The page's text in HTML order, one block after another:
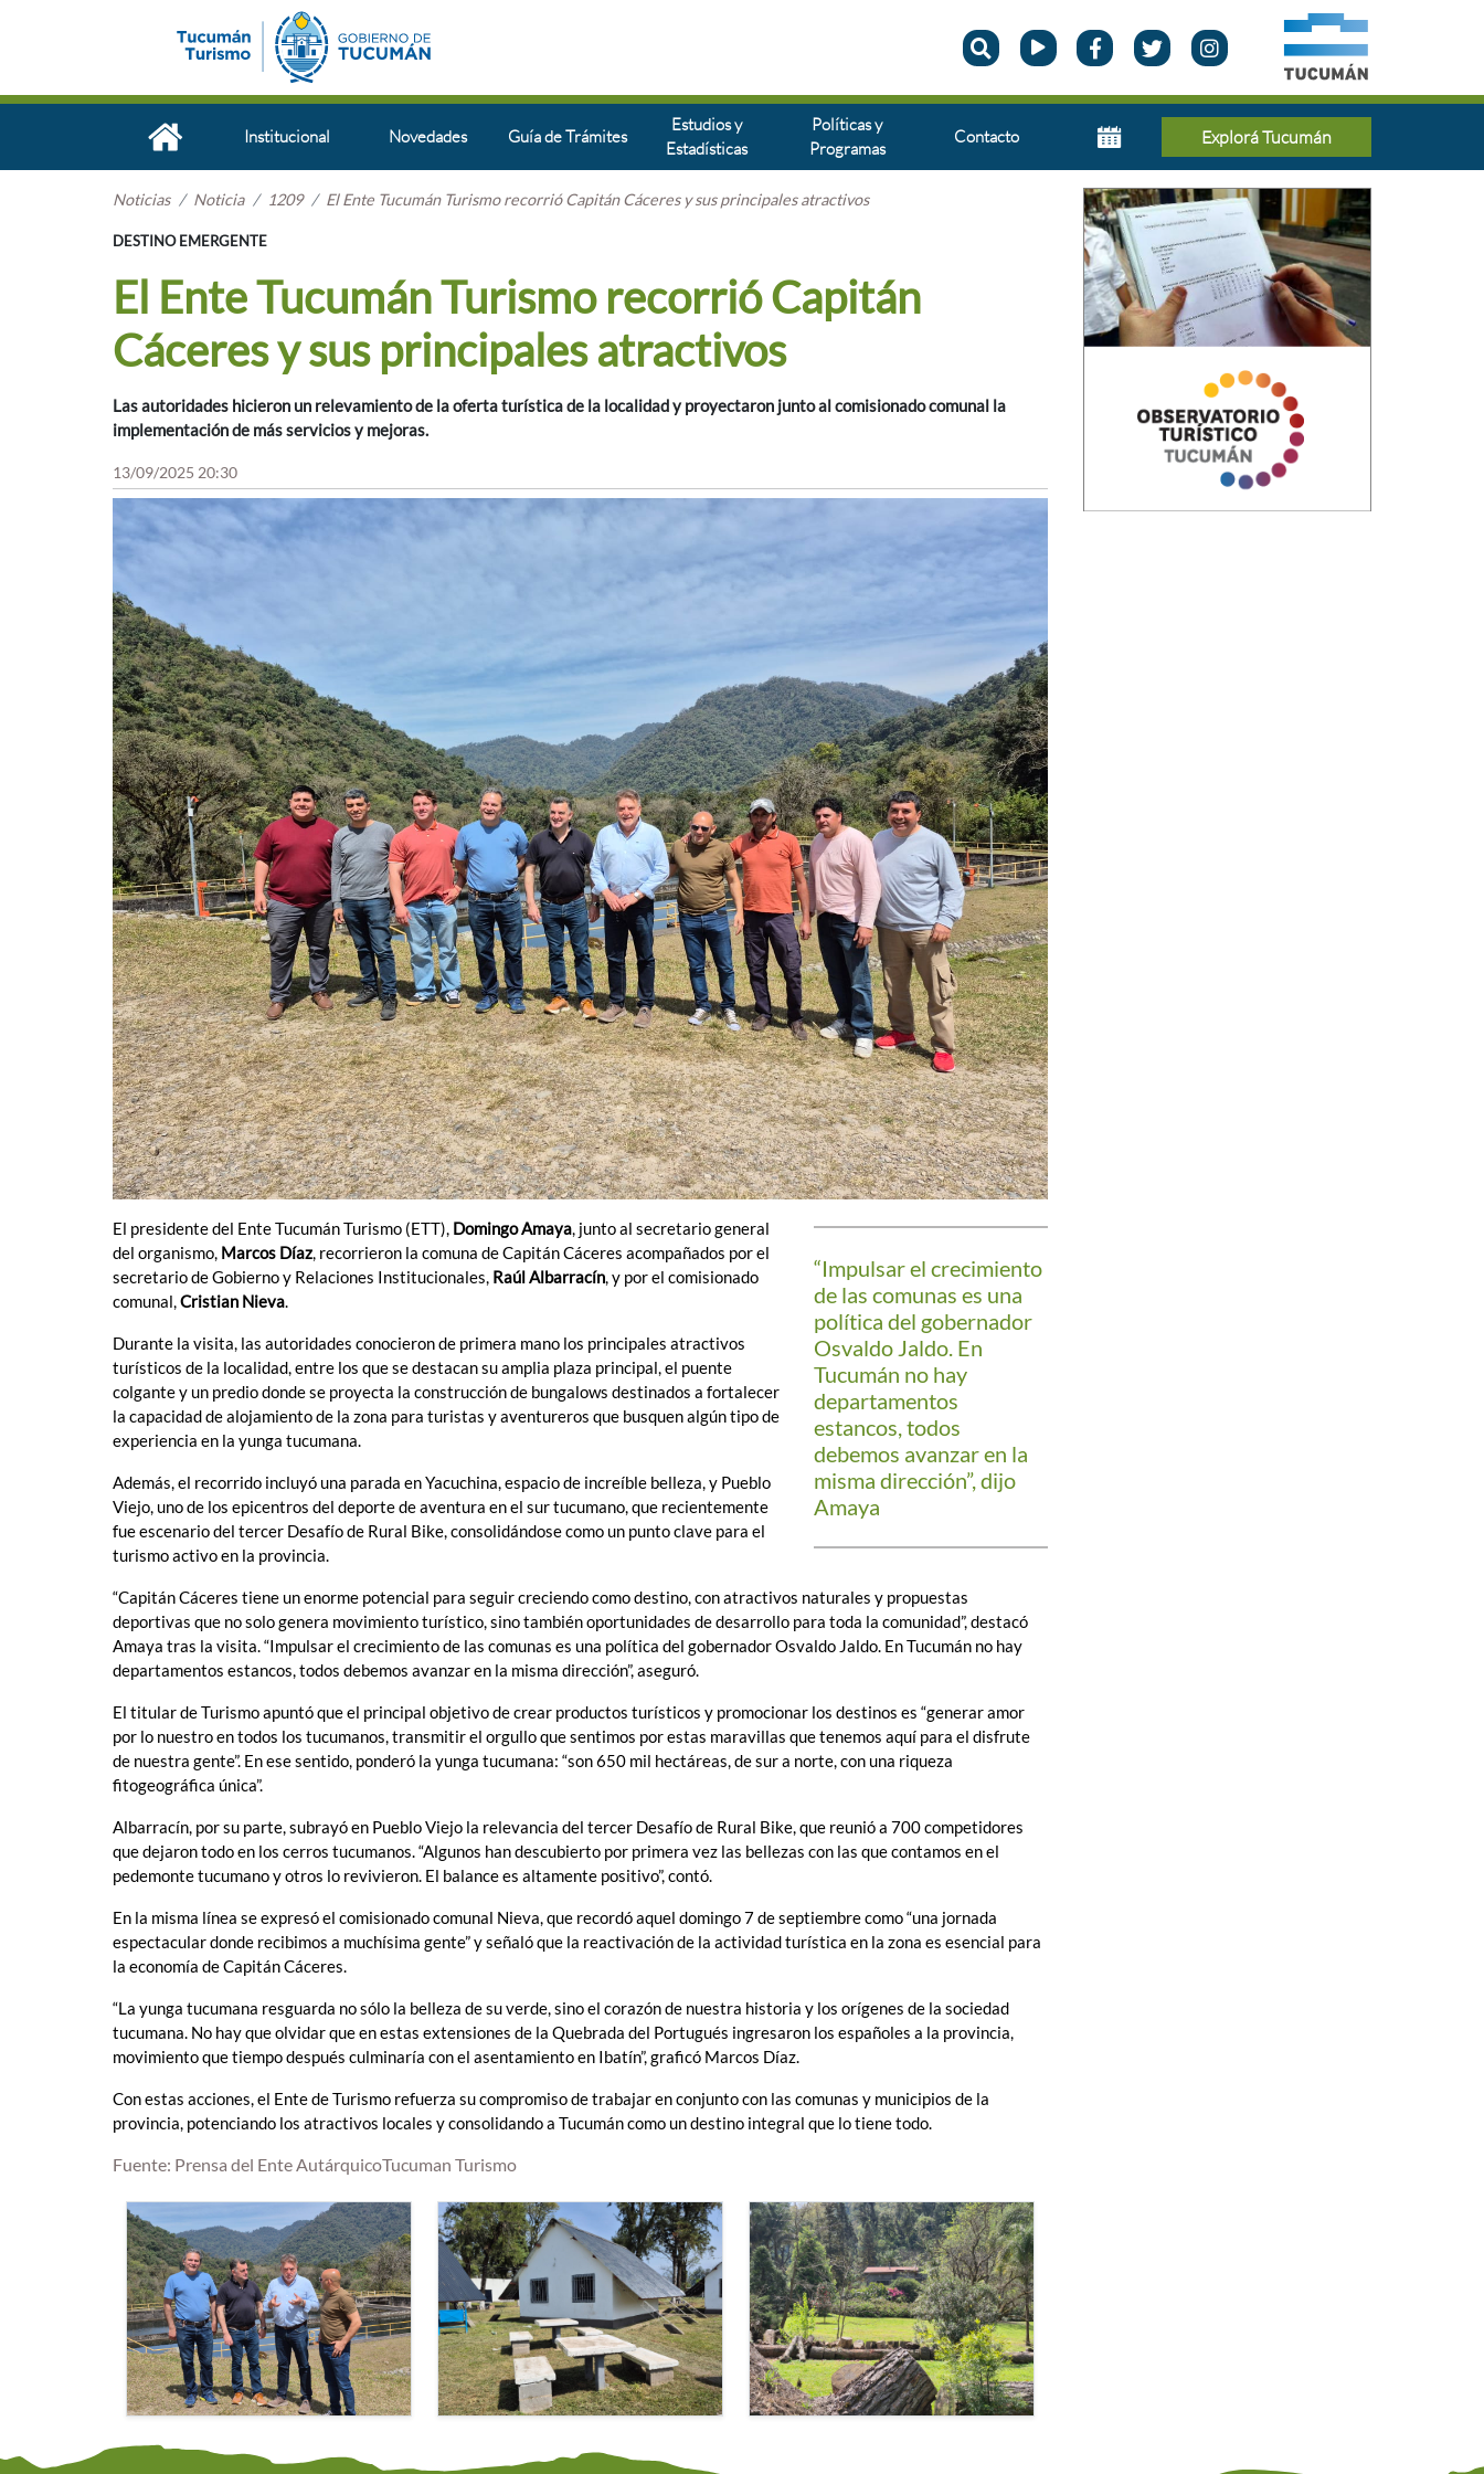
Institucional Novedades Guía de Trámites
Estudios y
Estadísticas
Políticas y
Programas
Contacto Explorá Tucumán
Noticias Noticia 1209 El Ente Tucumán Turismo recorrió Capitán Cáceres y sus principales atractivos
DESTINO EMERGENTE
El Ente Tucumán Turismo recorrió Capitán
Cáceres y sus principales atractivos
Las autoridades hicieron un relevamiento de la oferta turística de la localidad y proyectaron junto al comisionado comunal la
implementación de más servicios y mejoras.
13/09/2025 20:30
“Impulsar el crecimiento
de las comunas es una
política del gobernador
Osvaldo Jaldo. En
Tucumán no hay
departamentos
estancos, todos
debemos avanzar en la
misma dirección”, dijo
Amaya
El presidente del Ente Tucumán Turismo (ETT), Domingo Amaya, junto al secretario general
del organismo, Marcos Díaz, recorrieron la comuna de Capitán Cáceres acompañados por el
secretario de Gobierno y Relaciones Institucionales, Raúl Albarracín, y por el comisionado
comunal,Cristian Nieva.
Durante la visita, las autoridades conocieron de primera mano los principales atractivos
turísticos de la localidad, entre los que se destacan su amplia plaza principal, el puente
colgante y un predio donde se proyecta la construcción de bungalows destinados a fortalecer
la capacidad de alojamiento de la zona para turistas y aventureros que busquen algún tipo de
experiencia en la yunga tucumana.
Además, el recorrido incluyó una parada en Yacuchina, espacio de increíble belleza, y Pueblo
Viejo, uno de los epicentros del deporte de aventura en el sur tucumano, que recientemente
fue escenario del tercer Desafío de Rural Bike, consolidándose como un punto clave para el
turismo activo en la provincia.
“Capitán Cáceres tiene un enorme potencial para seguir creciendo como destino, con atractivos naturales y propuestas
deportivas que no solo genera movimiento turístico, sino también oportunidades de desarrollo para toda la comunidad”, destacó
Amaya tras la visita. “Impulsar el crecimiento de las comunas es una política del gobernador Osvaldo Jaldo. En Tucumán no hay
departamentos estancos, todos debemos avanzar en la misma dirección”, aseguró.
El titular de Turismo apuntó que el principal objetivo de crear productos turísticos y promocionar los destinos es “generar amor
por lo nuestro en todos los tucumanos, transmitir el orgullo que sentimos por estas maravillas que tenemos aquí para el disfrute
de nuestra gente”. En ese sentido, ponderó la yunga tucumana: “son 650 mil hectáreas, de sur a norte, con una riqueza
fitogeográfica única”.
Albarracín, por su parte, subrayó en Pueblo Viejo la relevancia del tercer Desafío de Rural Bike, que reunió a 700 competidores
que dejaron todo en los cerros tucumanos. “Algunos han descubierto por primera vez las bellezas con las que contamos en el
pedemonte tucumano y otros lo revivieron. El balance es altamente positivo”, contó.
En la misma línea se expresó el comisionado comunal Nieva, que recordó aquel domingo 7 de septiembre como “una jornada
espectacular donde recibimos a muchísima gente” y señaló que la reactivación de la actividad turística en la zona es esencial para
la economía de Capitán Cáceres.
“La yunga tucumana resguarda no sólo la belleza de su verde, sino el corazón de nuestra historia y los orígenes de la sociedad
tucumana. No hay que olvidar que en estas extensiones de la Quebrada del Portugués ingresaron los españoles a la provincia,
movimiento que tiempo después culminaría con el asentamiento en Ibatín”, graficó Marcos Díaz.
Con estas acciones, el Ente de Turismo refuerza su compromiso de trabajar en conjunto con las comunas y municipios de la
provincia, potenciando los atractivos locales y consolidando a Tucumán como un destino integral que lo tiene todo.
Fuente: Prensa del Ente AutárquicoTucuman Turismo